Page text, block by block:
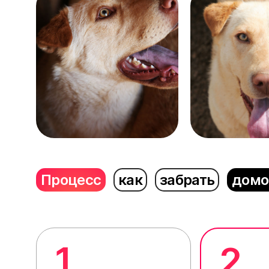
Процесс как забрать
1